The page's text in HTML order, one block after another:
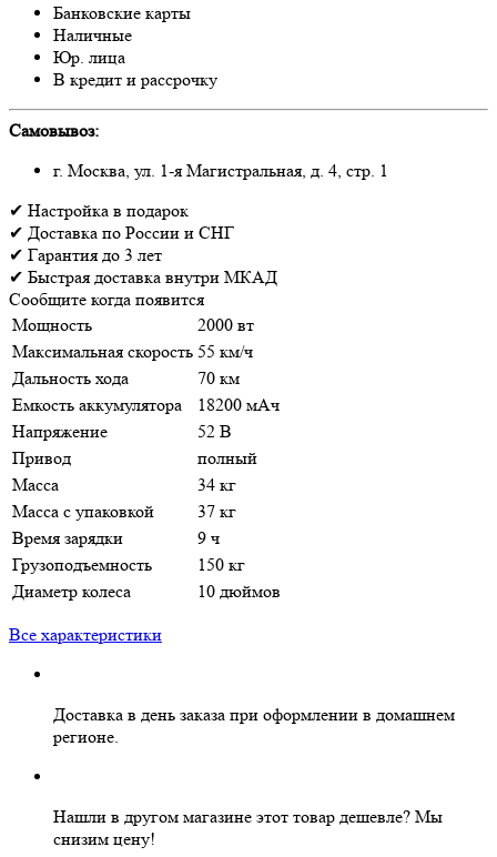
Банковские карты
Наличные
Юр. лица
В кредит и рассрочку
Самовывоз:
г. Москва, ул. 1-я Магистральная, д. 4, стр. 1
✔ Настройка в подарок
✔ Доставка по России и СНГ
✔ Гарантия до 3 лет
✔ Быстрая доставка внутри МКАД
Сообщите когда появится
Мощность
2000 вт
Максимальная скорость 55 км/ч
Дальность хода
70 км
Емкость аккумулятора
18200 мАч
Напряжение
52 В
Привод
полный
Масса
34 кг
Масса с упаковкой
37 кг
Время зарядки
9 ч
Грузоподъемность
150 кг
Диаметр колеса
10 дюймов
Все характеристики
Доставка в день заказа при оформлении в домашнем
регионе.
Нашли в другом магазине этот товар дешевле? Мы
снизим цену!